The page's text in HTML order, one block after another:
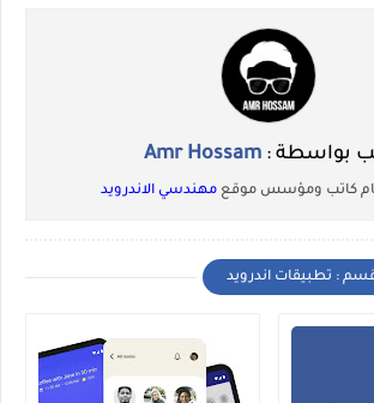
بواسطة : Amr Hossam
كاتب ومؤسس موقعمهندسي الاندرويد
: تطبيقات اندرويد